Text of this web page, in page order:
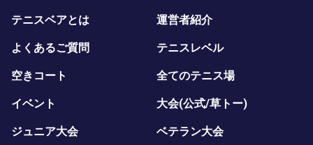
テニスベアとは 運営者紹介
よくあるご質問 テニスレベル
空きコート 全てのテニス場
イベント 大会(公式/草トー)
ジュニア大会 ベテラン大会